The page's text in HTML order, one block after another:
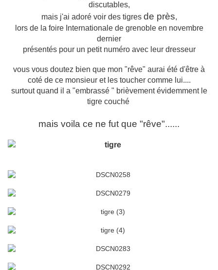
discutables,
mais j'ai adoré voir des tigres de près,
lors de la foire Internationale de grenoble en novembre
dernier
présentés pour un petit numéro avec leur dresseur
vous vous doutez bien que mon "rêve" aurai été d'être à
coté de ce monsieur et les toucher comme lui....
surtout quand il a "embrassé " brièvement évidemment le
tigre couché
mais voila ce ne fut que "rêve"......